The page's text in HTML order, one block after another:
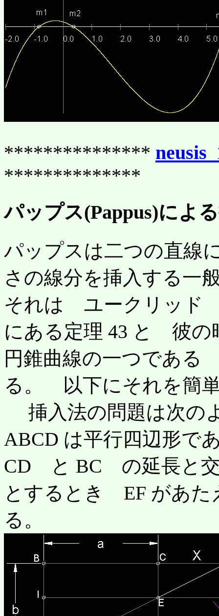
***************
**************
パップス(Pappus)によ
パップスは二つの直線
さの線分を挿入する一
それは ユークリッ
にある定理 43 と 彼の
円錐曲線の一つであ
る。 以下にそれを簡
挿入法の問題は次の
ABCD は平行四辺形
CD と BC の延長と
とするとき EF があた
る。